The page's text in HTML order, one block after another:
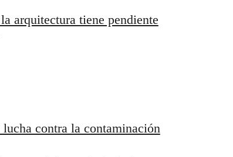
arquitectura tiene pendiente
contra la contaminación